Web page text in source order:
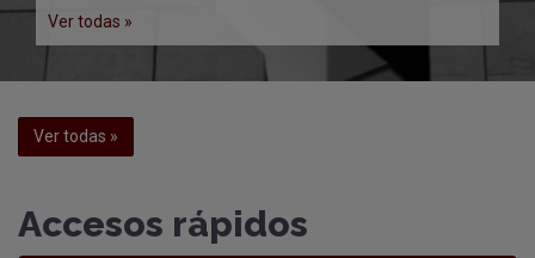
Ver todas »
Ver todas »
Accesos rápidos